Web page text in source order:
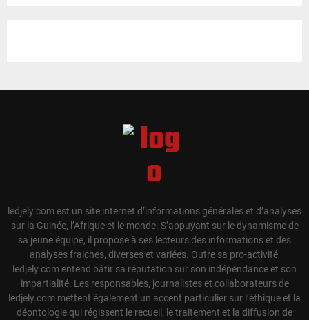
ledjely.com est un site internet d’informations générales et d’analyses
sur la Guinée, l’Afrique et le monde. S’appuyant sur le dynamisme de
sa jeune équipe, il propose à ses lecteurs des informations et des
analyses fraiches, diverses et variées. Outre sa pro-activité,
ledjely.com entend bâtir sa réputation sur son indépendance et son
impartialité. Les responsables, journalistes et collaborateurs de
ledjely.com mettent également un accent particulier sur l’éthique et la
déontologie qui régissent le recueil, le traitement et la diffusion de